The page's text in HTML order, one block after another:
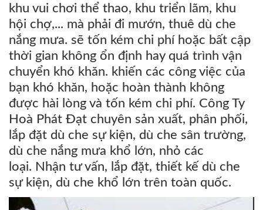
khu vui chơi thể thao, khu triển lãm, khu
hội chợ,... mà phải đi mướn, thuê dù che
nắng mưa. sẽ tốn kém chi phí hoặc bất cập
thời gian không ổn định hay quá trình vận
chuyển khó khăn. khiến các công việc của
bạn khó khăn, hoặc hoàn thành không
được hài lòng và tốn kém chi phí. Công Ty
Hoà Phát Đạt chuyên sản xuất, phân phối,
lắp đặt dù che sự kiện, dù che sân trường,
dù che nắng mưa khổ lớn, nhỏ các
loại. Nhận tư vấn, lắp đặt, thiết kế dù che
sự kiện, dù che khổ lớn trên toàn quốc.